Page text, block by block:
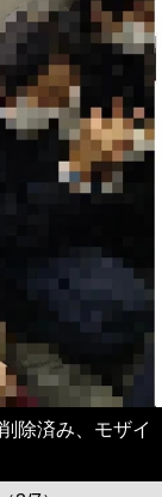
除済み、モザイ